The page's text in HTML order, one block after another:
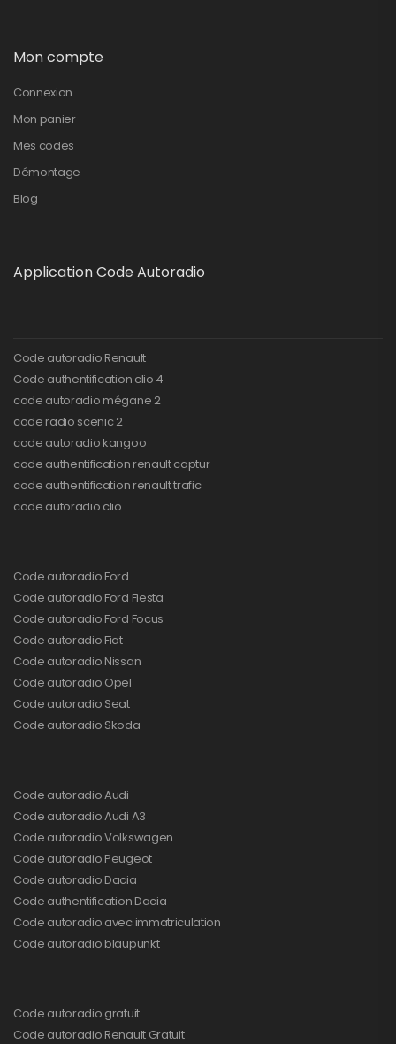
Mon compte
Connexion
Mon panier
Mes codes
Démontage
Blog
Application Code Autoradio
Code autoradio Renault
Code authentification clio 4
code autoradio mégane 2
code radio scenic 2
code autoradio kangoo
code authentification renault captur
code authentification renault trafic
code autoradio clio
Code autoradio Ford
Code autoradio Ford Fiesta
Code autoradio Ford Focus
Code autoradio Fiat
Code autoradio Nissan
Code autoradio Opel
Code autoradio Seat
Code autoradio Skoda
Code autoradio Audi
Code autoradio Audi A3
Code autoradio Volkswagen
Code autoradio Peugeot
Code autoradio Dacia
Code authentification Dacia
Code autoradio avec immatriculation
Code autoradio blaupunkt
Code autoradio gratuit
Code autoradio Renault Gratuit